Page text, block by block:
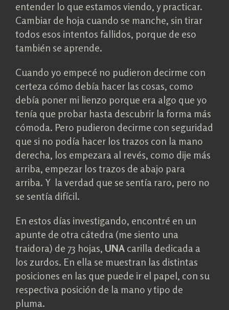
entender lo que estamos viendo, y practicar.
Cambiar de hoja cuando se manche, sin tirar
todos esos intentos fallidos, porque de eso
también se aprende.
Cuando yo empecé no pudieron decirme con
certeza cómo debía hacer las cosas, como
debía poner mi lienzo porque era algo que yo
tenía que probar hasta descubrir la forma más
cómoda. Pero pudieron decirme con seguridad
que si no podía hacer los trazos con la mano
derecha, los empezara al revés, como dije más
arriba, empezar los trazos de abajo para
arriba. Y la verdad que se sentía raro, pero no
se sentía difícil.
En estos días investigando, encontré en un
apunte de otra cátedra (me siento una
traidora) de 73 hojas, UNA carilla dedicada a
los zurdos. En ella se muestran las distintas
posiciones en las que puede ir el papel, con su
respectiva posición de la mano y tipo de
pluma.